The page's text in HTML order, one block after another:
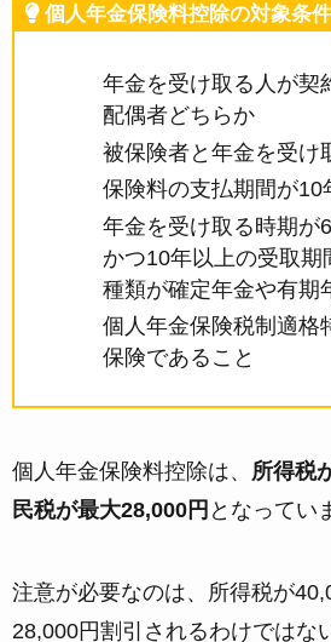
個人年金保険料控除の対象条件
年金を受け取る人が契
配偶者どちらか
被保険者と年金を受け
保険料の支払期間が10
年金を受け取る時期が
かつ10年以上の受取期
種類が確定年金や有期
個人年金保険税制適格
保険であること
個人年金保険料控除は、 所得税
民税が最大28,000円 となってい
注意が必要なのは、所得税が
28,000円割引されるわけではな